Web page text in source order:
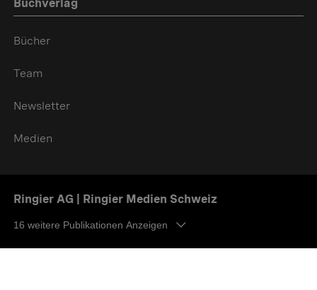
Buchverlag
Bücher
Team
Newsletter
Medien
Ringier AG | Ringier Medien Schweiz
16 weitere Publikationen Anzeigen